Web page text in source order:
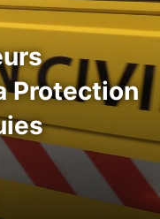
Protection